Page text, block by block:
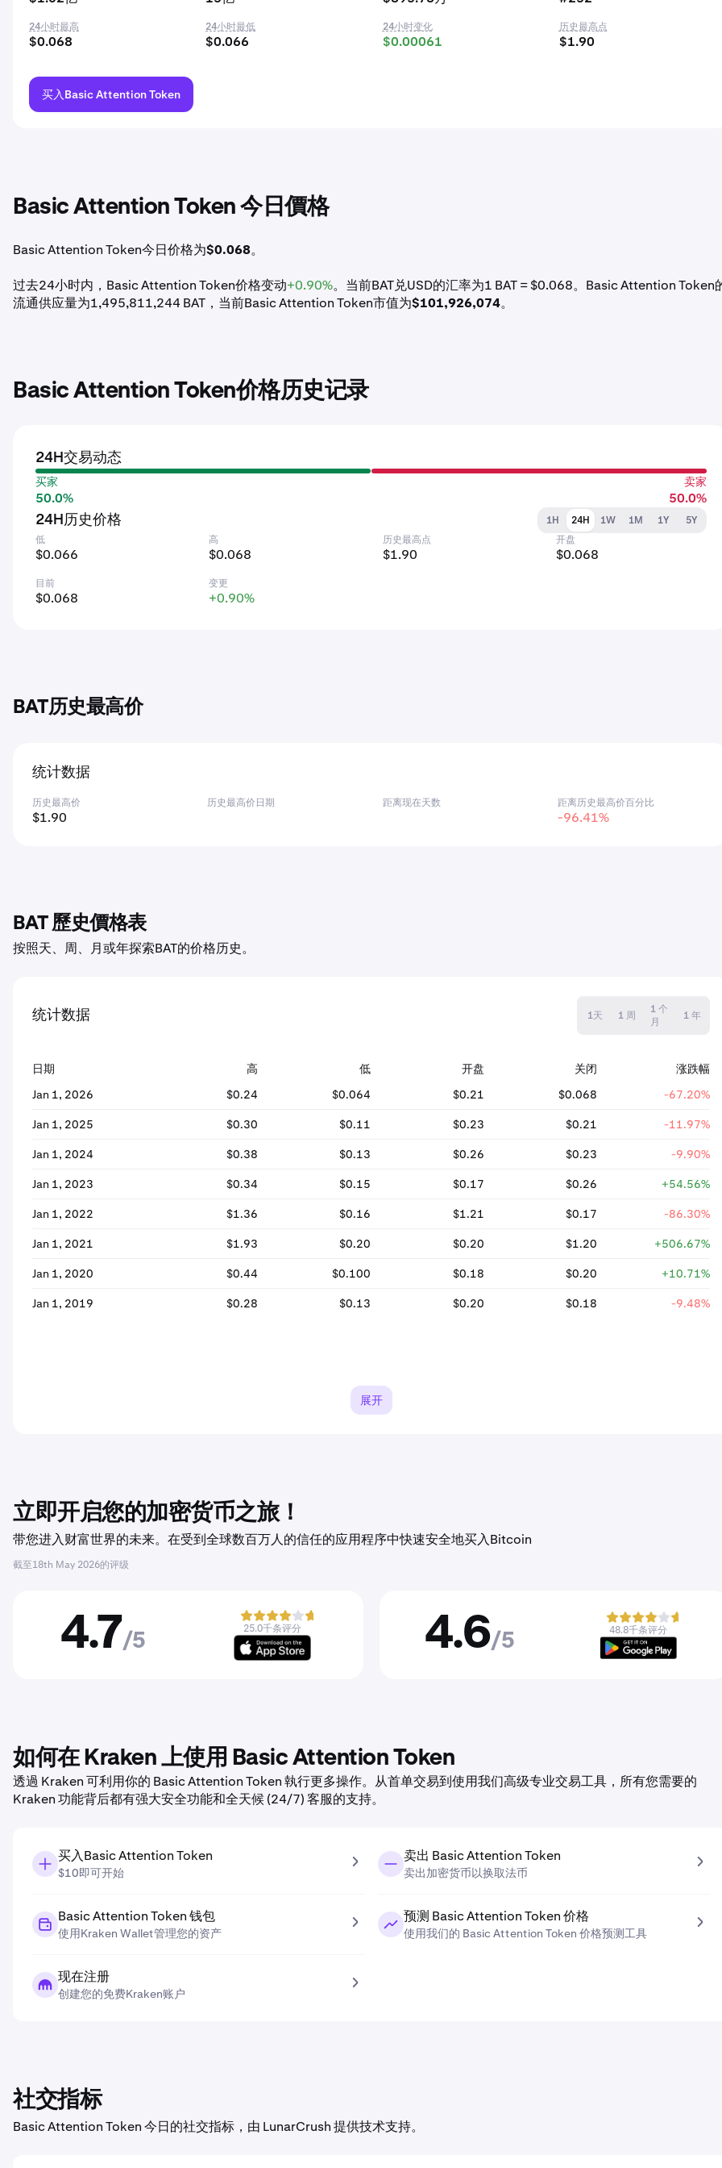
24小时最高
$0.068
24小时最低
$0.066
24小时变化
$0.00061
历史最高点
$1.90
买入Basic Attention Token
Basic Attention Token 今日價格
Basic Attention Token今日价格为$0.068。
过去24小时内，Basic Attention Token价格变动+0.90%。当前BAT兑USD的汇率为1 BAT = $0.068。Basic Attention Token
流通供应量为1,495,811,244 BAT，当前Basic Attention Token市值为$101,926,074。
Basic Attention Token价格历史记录
24H交易动态
买家
50.0%
卖家
50.0%
24H历史价格 1H 24H 1W 1M 1Y
5Y
低
$0.066
高
$0.068
历史最高点
$1.90
开盘
$0.068
目前
$0.068
变更
+0.90%
BAT历史最高价
统计数据
历史最高价
$1.90
历史最高价日期 距离现在天数 距离历史最高价百分比
-96.41%
BAT 歷史價格表
按照天、周、月或年探索BAT的价格历史。
统计数据 1天 1 周
1 个
月
1 年
日期 高 低 开盘 关闭
涨跌幅
Jan 1, 2026
$0.24 $0.064 $0.21 $0.068 -67.20%
Jan 1, 2025 $0.30 $0.11 $0.23 $0.21 -11.97%
Jan 1, 2024 $0.38 $0.13 $0.26 $0.23 -9.90%
Jan 1, 2023 $0.34 $0.15 $0.17 $0.26 +54.56%
Jan 1, 2022 $1.36 $0.16 $1.21 $0.17 -86.30%
Jan 1, 2021 $1.93 $0.20 $0.20 $1.20 +506.67%
Jan 1, 2020 $0.44 $0.100 $0.18 $0.20 +10.71%
Jan 1, 2019 $0.28 $0.13 $0.20 $0.18 -9.48%
展开
立即开启您的加密货币之旅！
带您进入财富世界的未来。在受到全球数百万人的信任的应用程序中快速安全地买入Bitcoin
截至18th May 2026的评级
4.7/5
25.0千条评分 4.6/5
48.8千条评分
如何在 Kraken 上使用 Basic Attention Token
透過 Kraken 可利用你的 Basic Attention Token 執行更多操作。从首单交易到使用我们高级专业交易工具，所有您需要的
Kraken 功能背后都有强大安全功能和全天候 (24/7) 客服的支持。
买入Basic Attention Token
$10即可开始
卖出 Basic Attention Token
卖出加密货币以换取法币
Basic Attention Token 钱包
使用Kraken Wallet管理您的资产
预测 Basic Attention Token 价格
使用我们的 Basic Attention Token 价格预测工具
现在注册
创建您的免费Kraken账户
社交指标
Basic Attention Token 今日的社交指标，由 LunarCrush 提供技术支持。